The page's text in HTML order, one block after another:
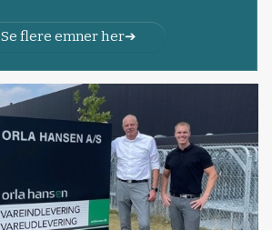
Se flere emner her